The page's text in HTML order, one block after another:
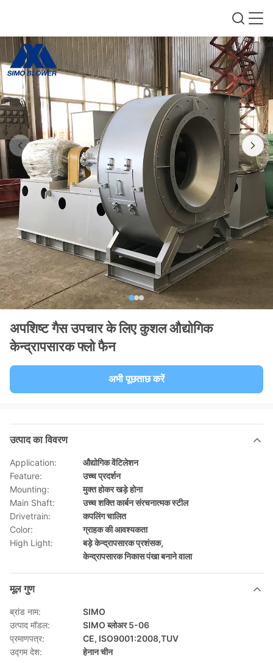
अपशिष्ट गैस उपचार के लिए कुशल औद्योगिक
केन्द्रापसारक फ्लो फैन
अभी पूछताछ करें
उत्पाद का विवरण
Application:
औद्योगिक वेंटिलेशन
Feature:
उच्च प्रदर्शन
Mounting:
मुक्त होकर खड़े होना
Main Shaft:
उच्च शक्ति कार्बन संरचनात्मक स्टील
Drivetrain:
कपलिंग चालित
Color:
ग्राहक की आवश्यकता
High Light:
बड़े केन्द्रापसारक प्रशंसक,
केन्द्रापसारक निकास पंखा बनाने वाला
मूल गुण
ब्रांड नाम:
SIMO
उत्पाद मॉडल:
SIMO ब्लोअर 5-06
प्रमाणपत्र:
CE, ISO9001:2008,TUV
उद्गम देश:
हेनान चीन